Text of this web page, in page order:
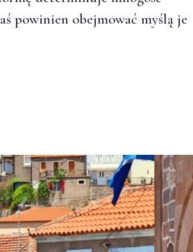
powinien obejmować myślą je